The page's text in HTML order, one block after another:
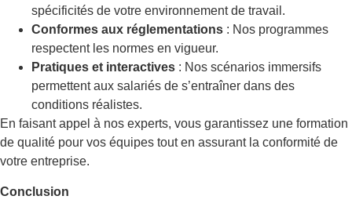
spécificités de votre environnement de travail.
Conformes aux réglementations : Nos programmes
respectent les normes en vigueur.
Pratiques et interactives : Nos scénarios immersifs
permettent aux salariés de s’entraîner dans des
conditions réalistes.
En faisant appel à nos experts, vous garantissez une formation
de qualité pour vos équipes tout en assurant la conformité de
votre entreprise.
Conclusion